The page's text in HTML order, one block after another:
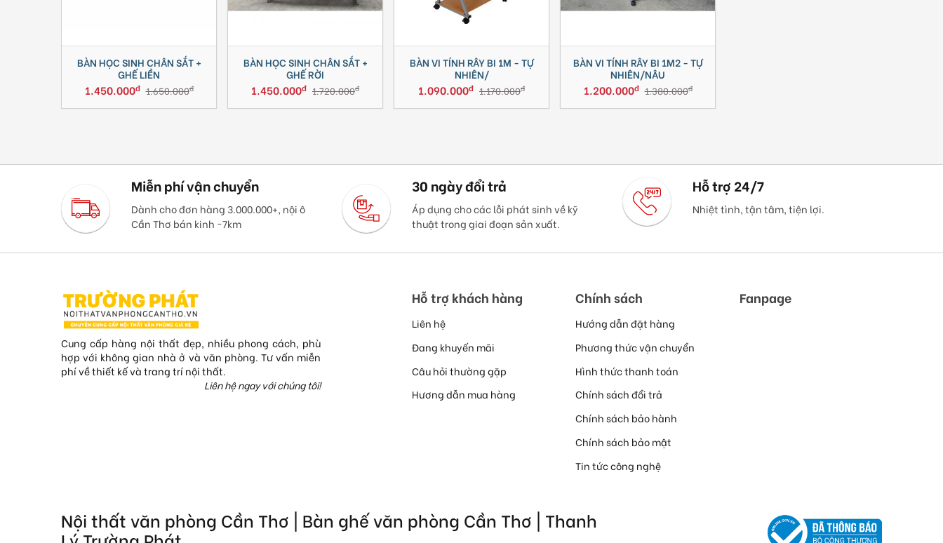
BÀN HỌC SINH CHÂN SẮT +
GHẾ LIỀN
1.450.000đ 1.650.000đ
BÀN HỌC SINH CHÂN SẮT +
GHẾ RỜI
1.450.000đ 1.720.000đ
BÀN VI TÍNH RÂY BI 1M - TỰ
NHIÊN/
1.090.000đ 1.170.000đ
BÀN VI TÍNH RÂY BI 1M2 - TỰ
NHIÊN/NÂU
1.200.000đ 1.380.000đ
Miễn phí vận chuyển
Dành cho đơn hàng 3.000.000+, nội ô
Cần Thơ bán kinh ~7km
30 ngày đổi trả
Áp dụng cho các lỗi phát sinh về kỹ
thuật trong giai đoạn sản xuất.
Hỗ trợ 24/7
Nhiệt tình, tận tâm, tiện lợi.
Cung cấp hàng nội thất đẹp, nhiều phong cách, phù
hợp với không gian nhà ở và văn phòng. Tư vấn miễn
phí về thiết kế và trang trí nội thất.
Liên hệ ngay với chúng tôi!
Hỗ trợ khách hàng
Liên hệ
Đang khuyến mãi
Câu hỏi thường gặp
Hương dẫn mua hàng
Chính sách
Hướng dẫn đặt hàng
Phương thức vận chuyển
Hình thức thanh toán
Chính sách đổi trả
Chính sách bảo hành
Chính sách bảo mật
Tin tức công nghệ
Fanpage
Nội thất văn phòng Cần Thơ | Bàn ghế văn phòng Cần Thơ | Thanh